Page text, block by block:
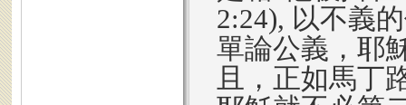
2:24), 以不義
單論公義，耶
且，正如馬丁